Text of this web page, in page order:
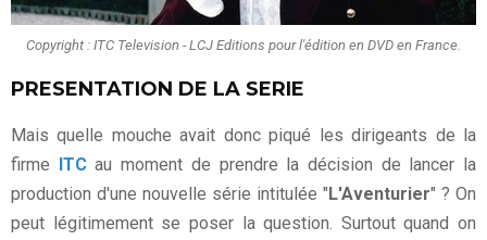
Copyright : ITC Television - LCJ Editions pour l'édition en DVD en France.
PRESENTATION DE LA SERIE
Mais quelle mouche avait donc piqué les dirigeants de la
firme ITCau moment de prendre la décision de lancer la
production d'une nouvelle série intitulée "L'Aventurier" ? On
peut légitimement se poser la question. Surtout quand on